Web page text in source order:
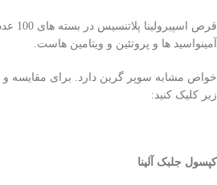
قرص
آمینواسید ها و پروتئین و ویتامین هاست.
خواص مشابه سوپر گرین دارد. برای مقایسه و
زیر کلیک کنید:
کپسول جلبک آلینا